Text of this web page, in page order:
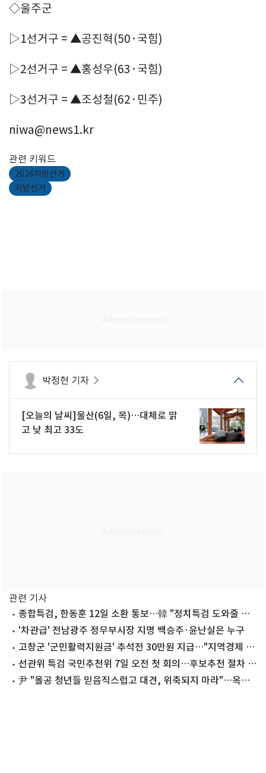
◇울주군
▷1선거구 = ▲공진혁(50·국힘)
▷2선거구 = ▲홍성우(63·국힘)
▷3선거구 = ▲조성철(62·민주)
niwa@news1.kr
관련 키워드
2026지방선거
지방선거
박정현 기자
[오늘의 날씨]울산(6일, 목)…대체로 맑
고 낮 최고 33도
관련 기사
종합특검, 한동훈 12일 소환 통보…韓 "정치특검 도와줄 생
각 없다"(종합)
'차관급' 전남광주 정무부시장 지명 백승주·윤난실은 누구
고창군 '군민활력지원금' 추석전 30만원 지급…"지역경제 활
력"선관위 특검 국민추천위 7일 오전 첫 회의…후보추천 절차 착
수 尹 "올공 청년들 믿음직스럽고 대견, 위축되지 마라"…옥중